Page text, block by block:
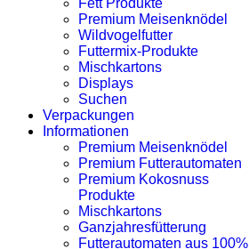
Fett Produkte
Premium Meisenknödel
Wildvogelfutter
Futtermix-Produkte
Mischkartons
Displays
Suchen
Verpackungen
Informationen
Premium Meisenknödel
Premium Futterautomaten
Premium Kokosnuss
Produkte
Mischkartons
Ganzjahresfütterung
Futterautomaten aus 100%